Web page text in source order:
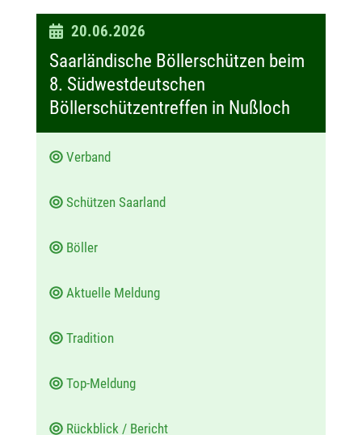
D
a
t
u
20.06.2026
Saarländische Böllerschützen beim
8. Südwestdeutschen
Böllerschützentreffen in Nußloch
Verband
Schützen Saarland
Böller
Aktuelle Meldung
Tradition
Top-Meldung
Rückblick / Bericht